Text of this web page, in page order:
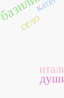
село